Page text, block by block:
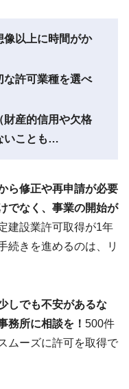
像以上に時間がか
な許可業種を選べ
財産的信用や欠格
いことも…
ら修正や再申請が必要
でなく、事業の開始が
建設業許可取得が1年
続きを進めるのは、リ
しでも不安があるな
務所に相談を！ 500件
ムーズに許可を取得で